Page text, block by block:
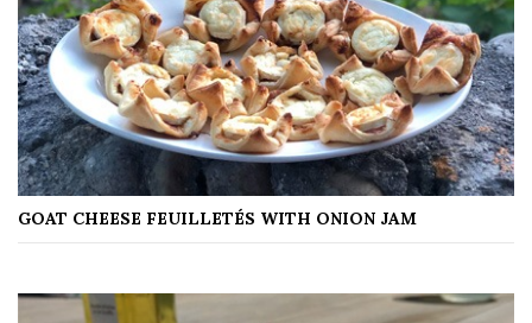
GOAT CHEESE FEUILLETÉS WITH ONION JAM